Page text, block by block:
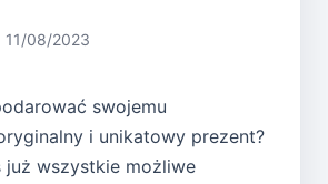
11/08/2023
swojemu
i unikatowy prezent?
już wszystkie możliwe